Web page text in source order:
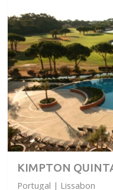
KIMPTON
Portugal | Lissabon